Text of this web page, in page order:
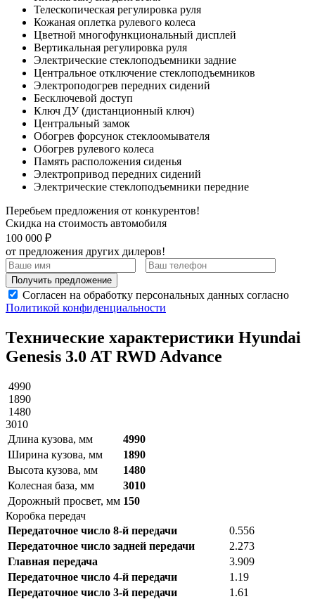
Телескопическая регулировка руля
Кожаная оплетка рулевого колеса
Цветной многофункциональный дисплей
Вертикальная регулировка руля
Электрические стеклоподъемники задние
Центральное отключение стеклоподъемников
Электроподогрев передних сидений
Бесключевой доступ
Ключ ДУ (дистанционный ключ)
Центральный замок
Обогрев форсунок стеклоомывателя
Обогрев рулевого колеса
Память расположения сиденья
Электропривод передних сидений
Электрические стеклоподъемники передние
Перебьем предложения от конкурентов!
Скидка на стоимость автомобиля
100 000 ₽
от предложения других дилеров!
Получить предложение
Согласен на обработку персональных данных согласно
Политикой конфиденциальности
Технические характеристики Hyundai
Genesis 3.0 AT RWD Advance
4990
1890
1480
3010
Длина кузова, мм
4990
Ширина кузова, мм
1890
Высота кузова, мм
1480
Колесная база, мм
3010
Дорожный просвет, мм 150
Коробка передач
Передаточное число 8-й передачи
0.556
Передаточное число задней передачи
2.273
Главная передача
3.909
Передаточное число 4-й передачи
1.19
Передаточное число 3-й передачи
1.61